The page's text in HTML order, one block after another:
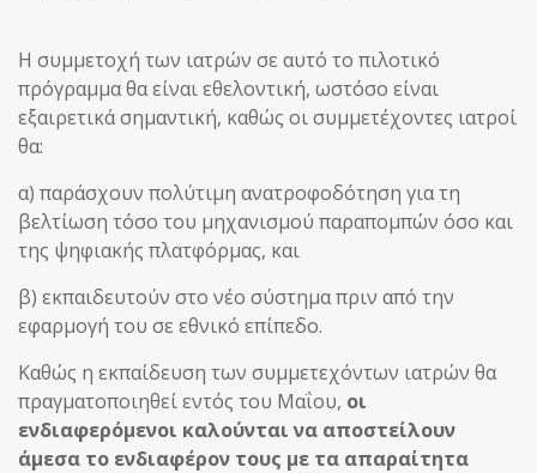
Η συμμετοχή των ιατρών σε αυτό το πιλοτικό
πρόγραμμα θα είναι εθελοντική, ωστόσο είναι
εξαιρετικά σημαντική, καθώς οι συμμετέχοντες ιατροί
θα:
α) παράσχουν πολύτιμη ανατροφοδότηση για τη
βελτίωση τόσο του μηχανισμού παραπομπών όσο και
της ψηφιακής πλατφόρμας, και
β) εκπαιδευτούν στο νέο σύστημα πριν από την
εφαρμογή του σε εθνικό επίπεδο.
Καθώς η εκπαίδευση των συμμετεχόντων ιατρών θα
πραγματοποιηθεί εντός του Μαΐου, οι
ενδιαφερόμενοι καλούνται να αποστείλουν
άμεσα το ενδιαφέρον τους με τα απαραίτητα